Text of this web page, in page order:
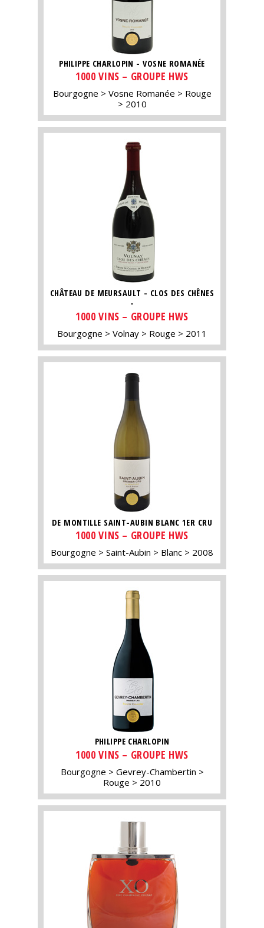
PHILIPPE CHARLOPIN - VOSNE ROMANÉE
1000 VINS – GROUPE HWS
Bourgogne Vosne Romanée
Rouge
2010
CHÂTEAU DE MEURSAULT - CLOS DES CHÊNES
-
1000 VINS – GROUPE HWS
Bourgogne Volnay Rouge 2011
DE MONTILLE SAINT-AUBIN BLANC 1ER CRU
1000 VINS – GROUPE HWS
Bourgogne Saint-Aubin Blanc 2008
PHILIPPE CHARLOPIN
1000 VINS – GROUPE HWS
Bourgogne
Gevrey-Chambertin
Rouge
2010